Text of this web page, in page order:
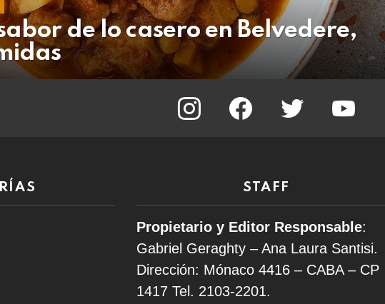
de lo casero en Belvedere,
instagram facebook twitter
STAFF
Propietario y Editor Responsable:
Gabriel Geraghty – Ana Laura Santisi.
Dirección: Mónaco 4416 – CABA – CP
1417 Tel. 2103-2201.